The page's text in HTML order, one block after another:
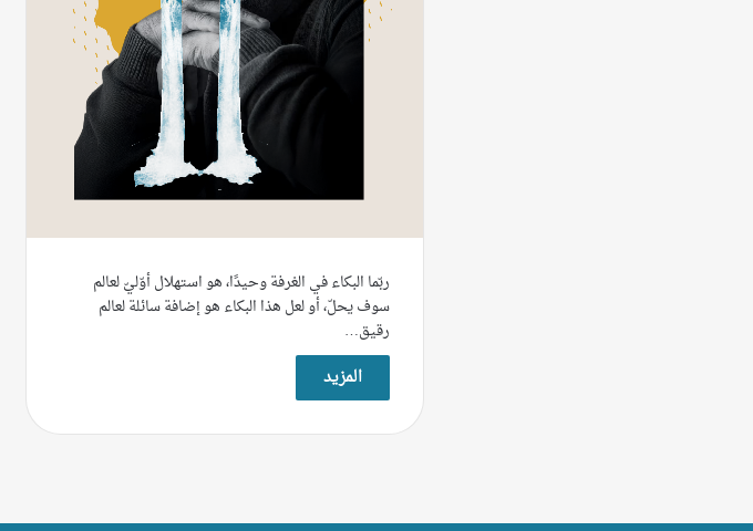
ربّما البكاء في الغرفة وحيدًا، هو استهلال أوّليّ لعالم
سوف يحلّ، أو لعل هذا البكاء هو إضافة سائلة لعالم
رقيق…
المزيد